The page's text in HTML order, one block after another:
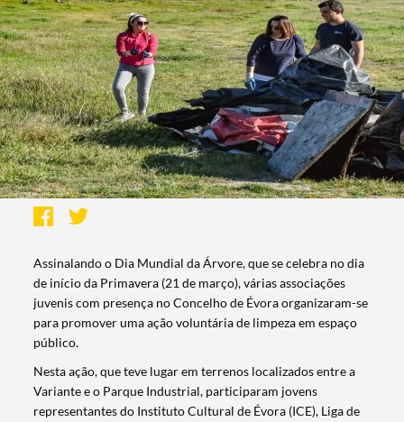
Assinalando o Dia Mundial da Árvore, que se celebra no dia
de início da Primavera (21 de março), várias associações
juvenis com presença no Concelho de Évora organizaram-se
para promover uma ação voluntária de limpeza em espaço
público.
Nesta ação, que teve lugar em terrenos localizados entre a
Variante e o Parque Industrial, participaram jovens
representantes do Instituto Cultural de Évora (ICE), Liga de